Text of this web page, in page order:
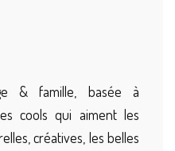
& famille, basée à
cools qui aiment les
créatives, les belles